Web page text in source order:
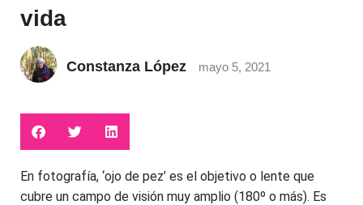
vida
Constanza López mayo 5, 2021
En fotografía, ‘ojo de pez’ es el objetivo o lente que
cubre un campo de visión muy amplio (180º o más). Es